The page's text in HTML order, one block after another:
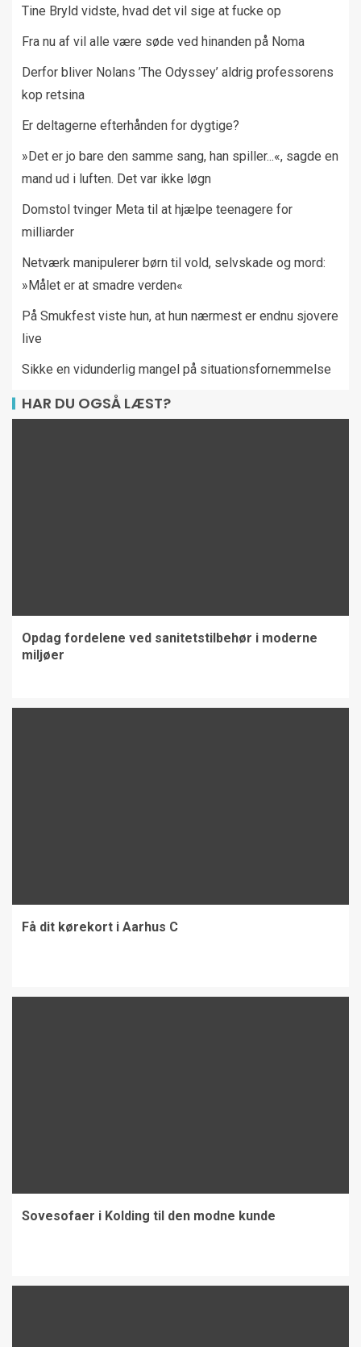
Tine Bryld vidste, hvad det vil sige at fucke op
Fra nu af vil alle være søde ved hinanden på Noma
Derfor bliver Nolans ’The Odyssey’ aldrig professorens
kop retsina
Er deltagerne efterhånden for dygtige?
»Det er jo bare den samme sang, han spiller...«, sagde en
mand ud i luften. Det var ikke løgn
Domstol tvinger Meta til at hjælpe teenagere for
milliarder
Netværk manipulerer børn til vold, selvskade og mord:
»Målet er at smadre verden«
På Smukfest viste hun, at hun nærmest er endnu sjovere
live
Sikke en vidunderlig mangel på situationsfornemmelse
HAR DU OGSÅ LÆST?
Opdag fordelene ved sanitetstilbehør i moderne
miljøer
Få dit kørekort i Aarhus C
Sovesofaer i Kolding til den modne kunde